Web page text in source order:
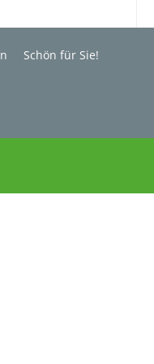
Schön für Sie!